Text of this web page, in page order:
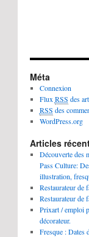
Méta
Connexion
Flux RSS des
RSS des
WordPress.org
Articles
Découverte des
Pass Culture:
illustration,
Restaurateur de
Restaurateur de
Prixart / emploi
décorateur.
Fresque : Dates